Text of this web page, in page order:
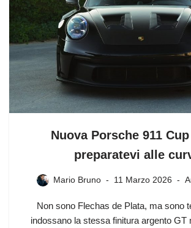
Nuova Porsche 911 Cup
preparatevi alle
Mario Bruno 11 Marzo 2026
Non sono Flechas de Plata, ma sono
indossano la stessa finitura argento GT